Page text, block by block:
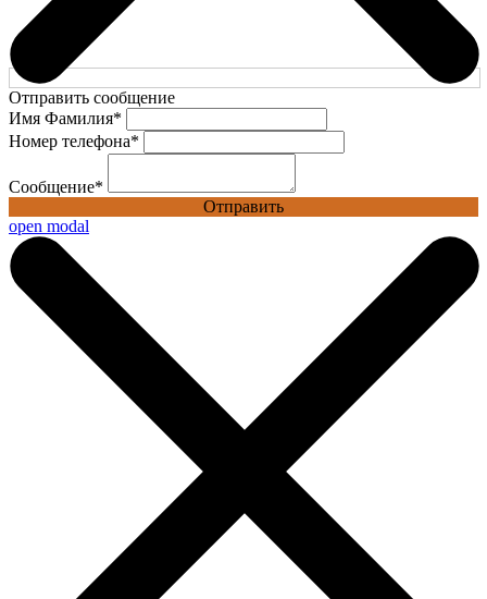
Отправить сообщение
Имя Фамилия*
Номер телефона*
Сообщение*
Отправить
open modal